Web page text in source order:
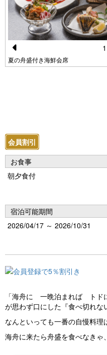
Pr
s
夏の舟盛付き海鮮会席
1
会員割引
お食事
朝夕食付
宿泊可能期間
2026/04/17 ～ 2026/10/31
「海舟に 一晩泊まれば トド
が思わず口にした『食べ切れな
なんといっても一番の自慢料理
海舟に来たら舟盛を食べなきゃ